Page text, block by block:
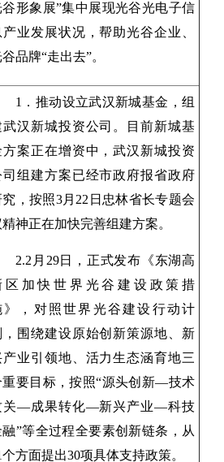
谷形象展”集中展现光谷光电子信
产业发展状况，帮助光谷企业、
品牌“走出去”。
1．推动设立武汉新城基金，组
武汉新城投资公司。目前新城基
方案正在增资中，武汉新城投资
司组建方案已经市政府报省政府
究，按照3月22日忠林省长专题会
神正在加快完善组建方案。
2.2月29日，正式发布《东湖高
区加快世界光谷建设政策措
》，对照世界光谷建设行动计
，围绕建设原始创新策源地、新
产业引领地、活力生态涵育地三
重要目标，按照“源头创新—技术
关—成果转化—新兴产业—科技
融”等全过程全要素创新链条，从
个方面提出30项具体支持政策。